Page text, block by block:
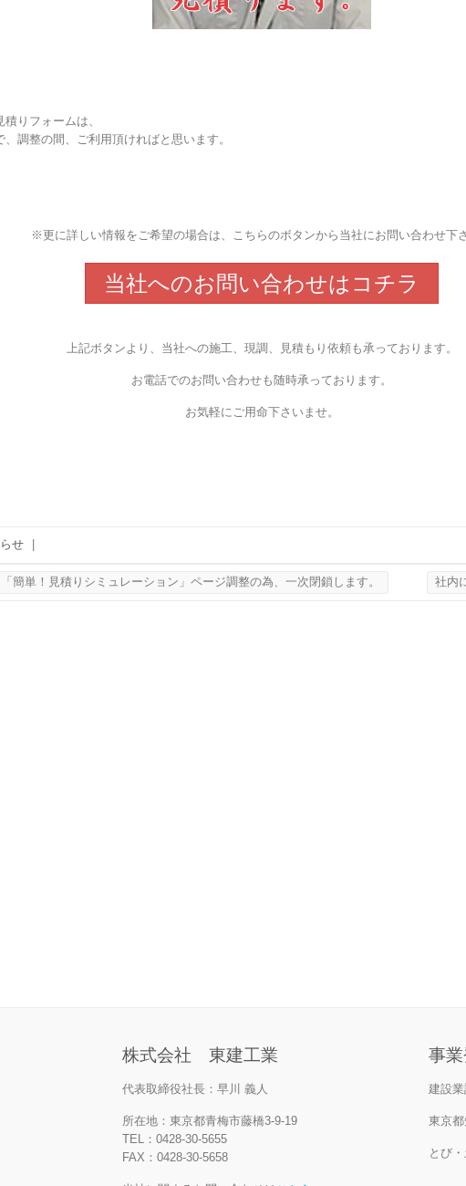
りフォームは、
調整の間、ご利用頂ければと思います。
※更に詳しい情報をご希望の場合は、こちらのボタンから当社にお問い合わせ下
当社へのお問い合わせはコチラ
上記ボタンより、当社への施工、現調、見積もり依頼も承っております。
お電話でのお問い合わせも随時承っております。
お気軽にご用命下さいませ。
せ
簡単！見積りシミュレーション」ページ調整の為、一次閉鎖します。 社内
株式会社 東建工業
代表取締役社長：早川 義人
所在地：東京都青梅市藤橋3-9-19
TEL：0428-30-5655
FAX：0428-30-5658
事
建設
東京
とび